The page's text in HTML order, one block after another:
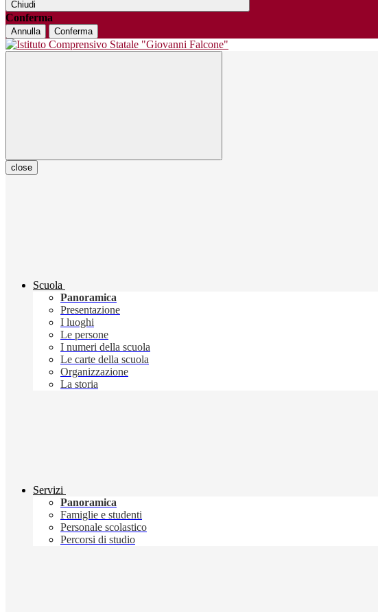
Chiudi
Conferma
Annulla Conferma
close
Scuola
Panoramica
Presentazione
I luoghi
Le persone
I numeri della scuola
Le carte della scuola
Organizzazione
La storia
Servizi
Panoramica
Famiglie e studenti
Personale scolastico
Percorsi di studio